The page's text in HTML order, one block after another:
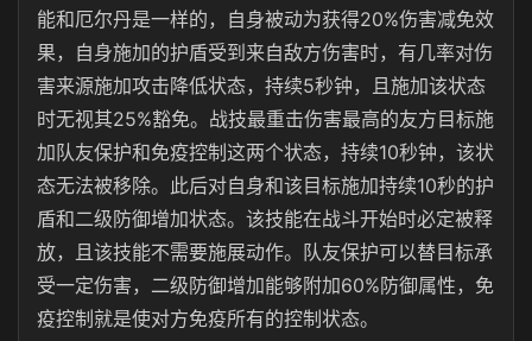
能和厄尔丹是一样的，自身被动为获得20%伤害减免效
果，自身施加的护盾受到来自敌方伤害时，有几率对伤
害来源施加攻击降低状态，持续5秒钟，且施加该状态
时无视其25%豁免。战技最重击伤害最高的友方目标施
加队友保护和免疫控制这两个状态，持续10秒钟，该状
态无法被移除。此后对自身和该目标施加持续10秒的护
盾和二级防御增加状态。该技能在战斗开始时必定被释
放，且该技能不需要施展动作。队友保护可以替目标承
受一定伤害，二级防御增加能够附加60%防御属性，免
疫控制就是使对方免疫所有的控制状态。